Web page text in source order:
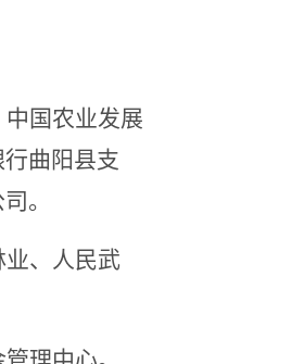
国农业发展
曲阳县支
。
业、 人民武